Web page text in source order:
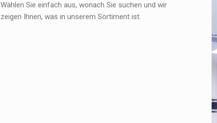
Wählen Sie einfach aus, wonach Sie suchen und wir
zeigen Ihnen, was in unserem Sortiment ist.